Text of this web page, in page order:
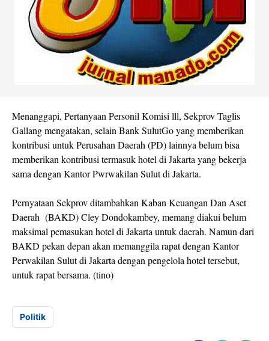
Menanggapi, Pertanyaan Personil Komisi lll, Sekprov Taglis
Gallang mengatakan, selain Bank SulutGo yang memberikan
kontribusi untuk Perusahan Daerah (PD) lainnya belum bisa
memberikan kontribusi termasuk hotel di Jakarta yang bekerja
sama dengan Kantor Pwrwakilan Sulut di Jakarta.
Pernyataan Sekprov ditambahkan Kaban Keuangan Dan Aset
Daerah (BAKD) Cley Dondokambey, memang diakui belum
maksimal pemasukan hotel di Jakarta untuk daerah. Namun dari
BAKD pekan depan akan memanggila rapat dengan Kantor
Perwakilan Sulut di Jakarta dengan pengelola hotel tersebut,
untuk rapat bersama. (tino)
Politik